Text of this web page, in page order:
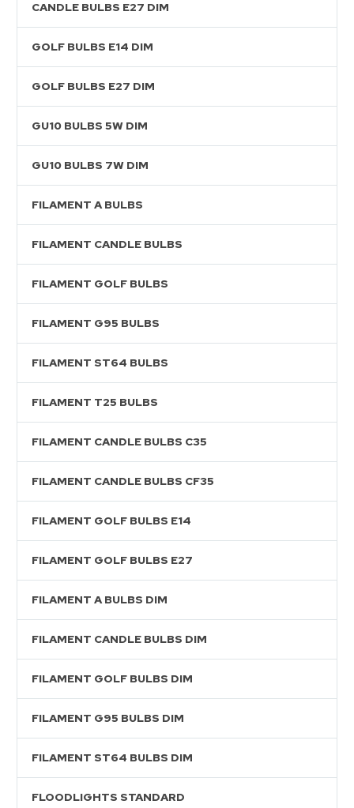
CANDLE BULBS E27 DIM
GOLF BULBS E14 DIM
GOLF BULBS E27 DIM
GU10 BULBS 5W DIM
GU10 BULBS 7W DIM
FILAMENT A BULBS
FILAMENT CANDLE BULBS
FILAMENT GOLF BULBS
FILAMENT G95 BULBS
FILAMENT ST64 BULBS
FILAMENT T25 BULBS
FILAMENT CANDLE BULBS C35
FILAMENT CANDLE BULBS CF35
FILAMENT GOLF BULBS E14
FILAMENT GOLF BULBS E27
FILAMENT A BULBS DIM
FILAMENT CANDLE BULBS DIM
FILAMENT GOLF BULBS DIM
FILAMENT G95 BULBS DIM
FILAMENT ST64 BULBS DIM
FLOODLIGHTS STANDARD